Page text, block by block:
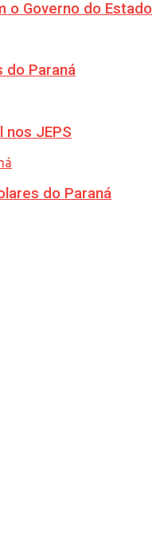
o Governo do Estado
do Paraná
JEPS
do Paraná